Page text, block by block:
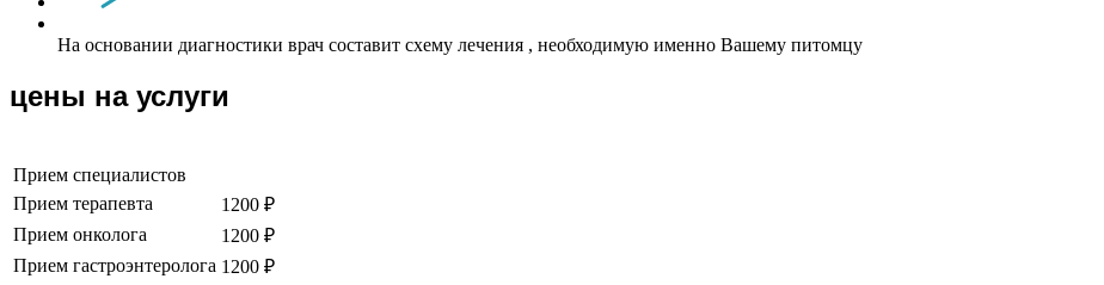
На основании диагностики врач составит схему лечения , необходимую именно Вашему питомцу
цены на услуги
Прием специалистов
Прием терапевта
1200 ₽
Прием онколога
1200 ₽
Прием гастроэнтеролога 1200 ₽